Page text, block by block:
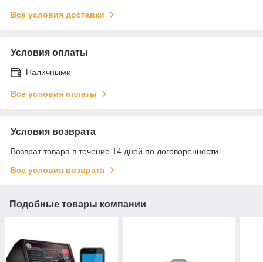
Все условия доставки
Условия оплаты
Наличными
Все условия оплаты
Условия возврата
Возврат товара в течение 14 дней по договоренности
Все условия возврата
Подобные товары компании